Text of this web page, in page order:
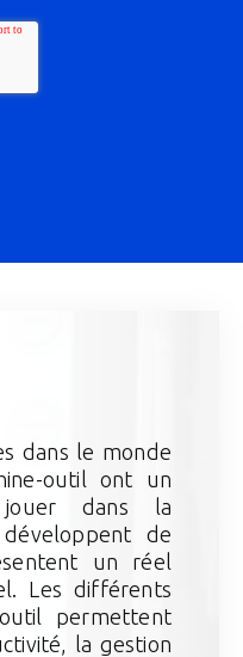
dans le monde
outil ont un
dans la
de
un réel
Les différents
permettent
la gestion